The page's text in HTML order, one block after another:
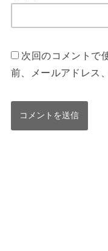
次回のコメントで
前、メールアドレス